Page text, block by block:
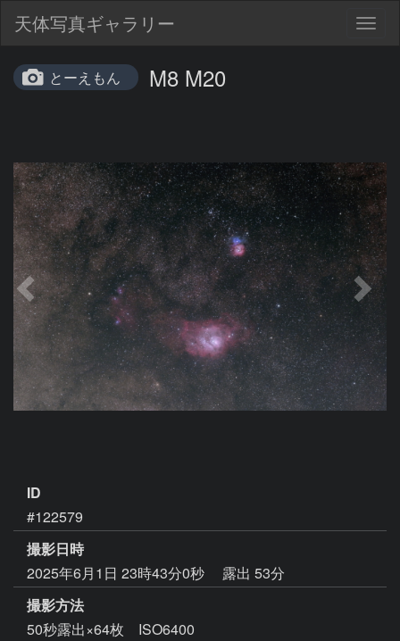
天体写真ギャラリー
とーえもん M8 M20
ID
#122579
撮影日時
2025年6月1日 23時43分0秒
露出 53分
撮影方法
50秒露出×64枚 ISO6400